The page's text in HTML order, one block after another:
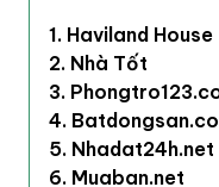
1. Haviland House
2. Nhà Tốt
3.
4.
5. Nhadat24h.net
6. Muaban.net